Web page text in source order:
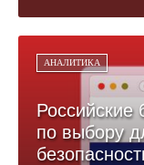
АНАЛИТИКА
Российские
по выбору